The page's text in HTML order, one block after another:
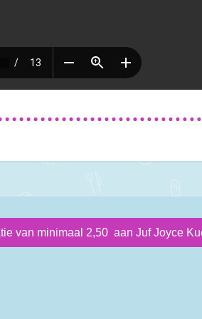
van minimaal 2,50 aan Juf Joyce